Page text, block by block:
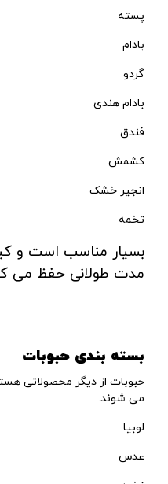
پسته
بادام
گردو
بادام هندی
فندق
کشمش
انجیر خشک
تخمه
بسیار مناسب است و
مدت طولانی حفظ می
بسته بندی حبوبات
حبوبات از دیگر محصولاتی
می شوند.
لوبیا
عدس